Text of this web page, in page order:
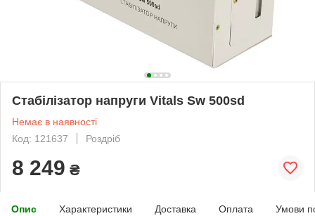
Стабілізатор напруги Vitals Sw 500sd
Немає в наявності
Код: 121637
Роздріб
8 249 ₴
Опис Характеристики Доставка Оплата Умови